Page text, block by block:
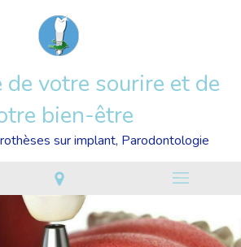
de votre sourire et de
bien-être
sur implant, Parodontologie